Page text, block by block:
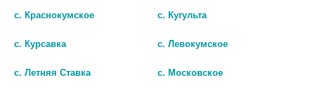
с. Краснокумское с. Кугульта
с. Курсавка с. Левокумское
с. Летняя Ставка с. Московское